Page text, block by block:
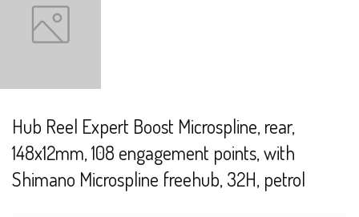
Hub Reel Expert Boost Microspline, rear,
148x12mm, 108 engagement points, with
Shimano Microspline freehub, 32H, petrol